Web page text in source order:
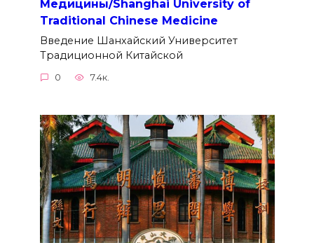
Медицины/Shanghai University of
Traditional Chinese Medicine
Введение Шанхайский Университет
Традиционной Китайской
0 7.4к.